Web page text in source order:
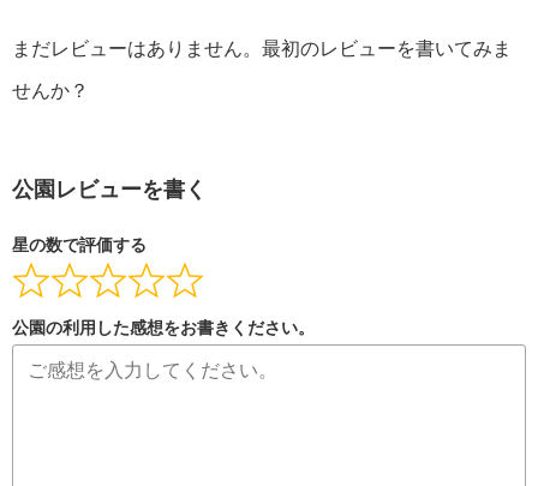
まだレビューはありません。最初のレビューを書いてみま
せんか？
公園レビューを書く
星の数で評価する
公園の利用した感想をお書きください。